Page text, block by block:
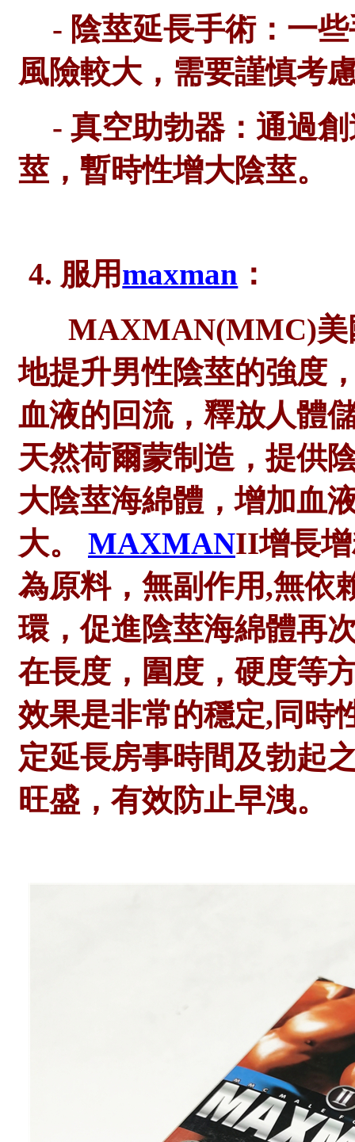
- 陰莖延長手術：一
風險較大，需要謹慎考
- 真空助勃器：通過
莖，暫時性增大陰莖。
4. 服用maxman ：
MAXMAN(MMC)美
地提升男性陰莖的強度
血液的回流，釋放人體
天然荷爾蒙制造，提供
大陰莖海綿體，增加血
大。 MAXMANII增長
為原料，無副作用,無依
環，促進陰莖海綿體再
在長度，圍度，硬度等
效果是非常的穩定,同時
定延長房事時間及勃起
旺盛，有效防止早洩。